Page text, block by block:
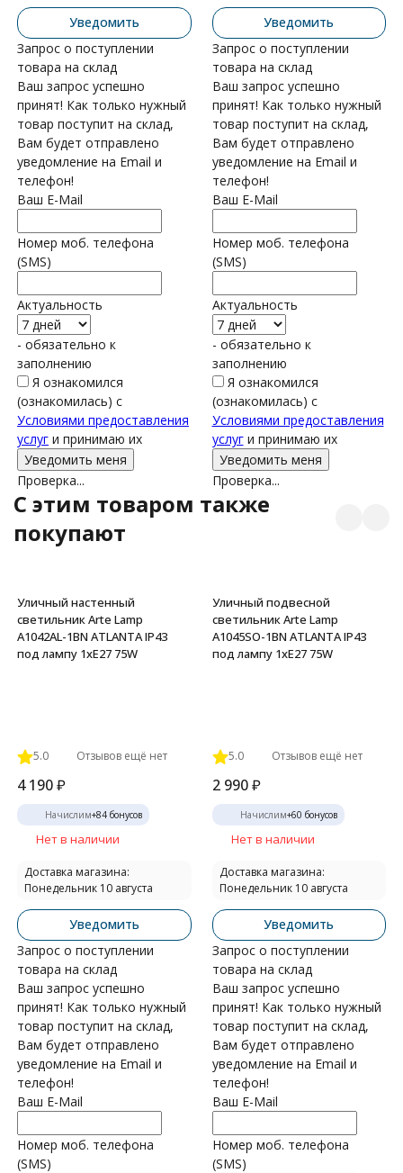
Уведомить
Запрос о поступлении
товара на склад
Ваш запрос успешно
принят! Как только нужный
товар поступит на склад,
Вам будет отправлено
уведомление на Email и
телефон!
Ваш E-Mail
Номер моб. телефона
(SMS)
Актуальность
- обязательно к
заполнению
Я ознакомился
(ознакомилась) с
Условиями предоставления
услуг и принимаю их
Проверка...
Уведомить
Запрос о поступлении
товара на склад
Ваш запрос успешно
принят! Как только нужный
товар поступит на склад,
Вам будет отправлено
уведомление на Email и
телефон!
Ваш E-Mail
Номер моб. телефона
(SMS)
Актуальность
- обязательно к
заполнению
Я ознакомился
(ознакомилась) с
Условиями предоставления
услуги принимаю их
Проверка...
C этим товаром также
покупают
Уличный настенный
светильник Arte Lamp
A1042AL-1BN ATLANTA IP43
под лампу 1xE27 75W
5.0 Отзывов ещё нет
4 190₽
Начислим+84 бонусов
Нет в наличии
Доставка магазина:
Понедельник 10 августа
Уведомить
Запрос о поступлении
товара на склад
Ваш запрос успешно
принят! Как только нужный
товар поступит на склад,
Вам будет отправлено
уведомление на Email и
телефон!
Ваш E-Mail
Номер моб. телефона
(SMS)
Уличный подвесной
светильник Arte Lamp
A1045SO-1BN ATLANTA IP43
под лампу 1xE27 75W
5.0 Отзывов ещё нет
2 990 ₽
Начислим+60 бонусов
Нет в наличии
Доставка магазина:
Понедельник 10 августа
Уведомить
Запрос о поступлении
товара на склад
Ваш запрос успешно
принят! Как только нужный
товар поступит на склад,
Вам будет отправлено
уведомление на Email и
телефон!
Ваш E-Mail
Номер моб. телефона
(SMS)